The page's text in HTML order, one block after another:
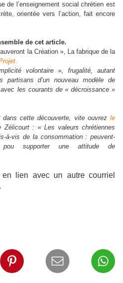
de l’enseignement social chrétien est
orientée vers l’action, fait encore
de cet article.
la Création », La fabrique de la
.
volontaire », frugalité, autant
partisans d’un nouveau modèle de
les courants de « décroissance »
cette découverte, vite ouvrez le
: « Les valeurs chrétiennes
à-vis de la consommation : peuvent-
supporter une attitude de
lien avec un autre courriel